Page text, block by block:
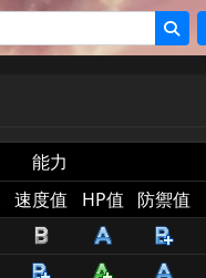
能力
速度值 HP值 防禦值